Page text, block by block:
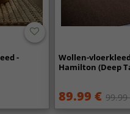
-
Wollen-
Hamilton (Deep
89.99 € 99.99